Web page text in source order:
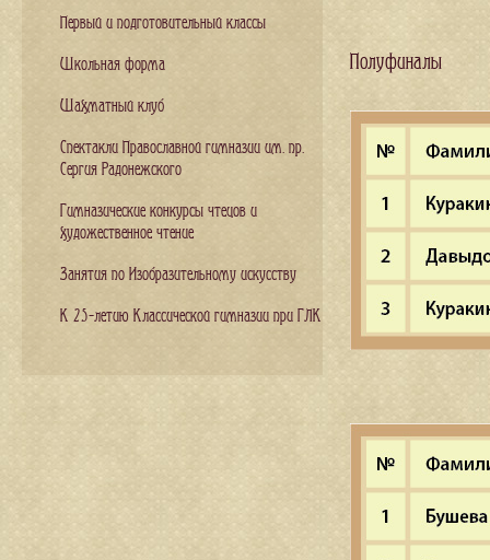
Полуфиналы
Первый и подготовительный классы
Школьная форма
Шахматный клуб
Спектакли Православной гимназии им. пр.
Сергия Радонежского
Гимназические конкурсы чтецов и
художественное чтение
Занятия по Изобразительному искусству
К 25-летию Классической гимназии при ГЛК